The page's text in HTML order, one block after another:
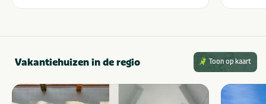
Vakantiehuizen in de regio Toon op kaart